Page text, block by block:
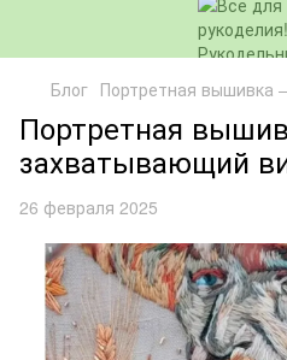
Блог Портретная вышивка
Портретная
захватывающий
26 февраля 2025